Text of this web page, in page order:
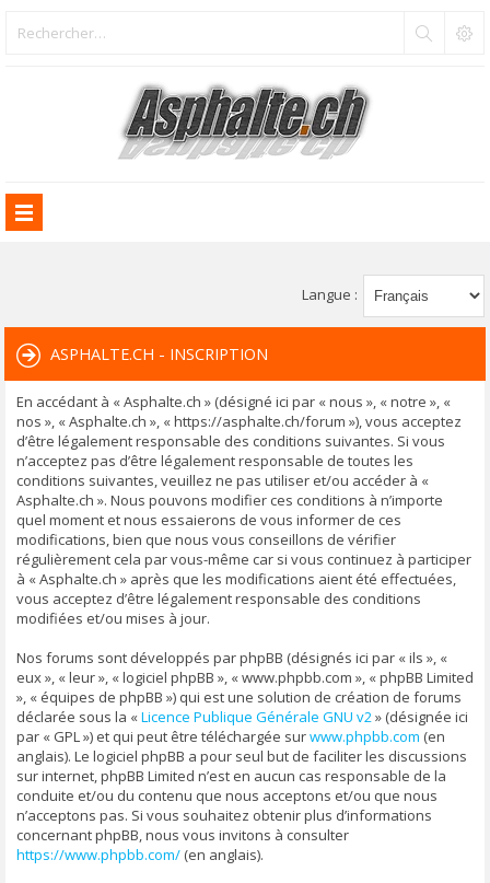
Langue :
ASPHALTE.CH - INSCRIPTION
En accédant à « Asphalte.ch » (désigné ici par « nous », « notre », «
nos », « Asphalte.ch », « https://asphalte.ch/forum »), vous acceptez
d’être légalement responsable des conditions suivantes. Si vous
n’acceptez pas d’être légalement responsable de toutes les
conditions suivantes, veuillez ne pas utiliser et/ou accéder à «
Asphalte.ch ». Nous pouvons modifier ces conditions à n’importe
quel moment et nous essaierons de vous informer de ces
modifications, bien que nous vous conseillons de vérifier
régulièrement cela par vous-même car si vous continuez à participer
à « Asphalte.ch » après que les modifications aient été effectuées,
vous acceptez d’être légalement responsable des conditions
modifiées et/ou mises à jour.
Nos forums sont développés par phpBB (désignés ici par « ils », «
eux », « leur », « logiciel phpBB », « www.phpbb.com », « phpBB Limited
», « équipes de phpBB ») qui est une solution de création de forums
déclarée sous la «Licence Publique Générale GNU v2» (désignée ici
par « GPL ») et qui peut être téléchargée surwww.phpbb.com (en
anglais). Le logiciel phpBB a pour seul but de faciliter les discussions
sur internet, phpBB Limited n’est en aucun cas responsable de la
conduite et/ou du contenu que nous acceptons et/ou que nous
n’acceptons pas. Si vous souhaitez obtenir plus d’informations
concernant phpBB, nous vous invitons à consulter
https://www.phpbb.com/ (en anglais).